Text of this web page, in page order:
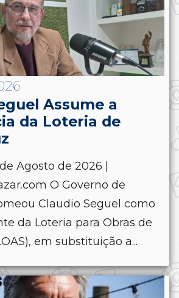
Assume a
da Loteria de
Agosto de 2026 |
O Governo de
Claudio Seguel como
da Loteria para Obras de
em substituição a...